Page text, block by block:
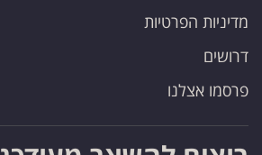
מדיניות הפרטיות
דרושים
פרסמו אצלנו